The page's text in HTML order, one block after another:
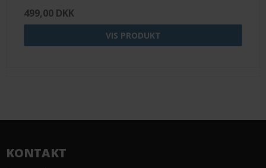
499,00 DKK
VIS PRODUKT
KONTAKT